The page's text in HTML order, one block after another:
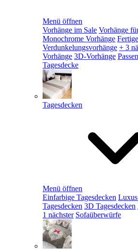
Menü öffnen
Vorhänge im Sale Vorhänge
Monochrome Vorhänge
Verdunkelungsvorhänge + 3
Vorhänge 3D-Vorhänge
Tagesdecke
Tagesdecken
Menü öffnen
Einfarbige Tagesdecken Luxus
Tagesdecken 3D Tagesdecken
1 nächster Sofaüberwürfe